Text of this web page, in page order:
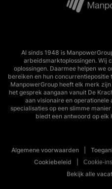
Al sinds 1948 is
arbeidsmarktoplossingen. Wij
oplossingen. Daarmee helpen we
bereiken en hun
ManpowerGroup heeft elk merk
het gesprek aangaan vanuit De
aan visionaire en
specialisaties op een slimme
biedt een antwoord op elk
Algemene voorwaarden
Cookiebeleid
Cookie-
Bekijk alle